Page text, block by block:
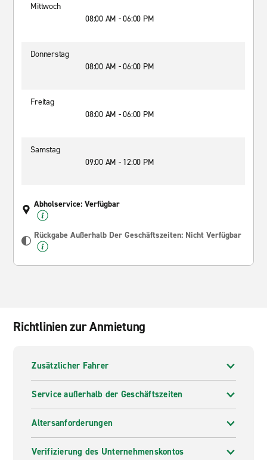
Mittwoch
08:00 AM - 06:00 PM
Donnerstag
08:00 AM - 06:00 PM
Freitag
08:00 AM - 06:00 PM
Samstag
09:00 AM - 12:00 PM
Abholservice: Verfügbar
Rückgabe Außerhalb Der Geschäftszeiten: Nicht Verfügbar
Richtlinien zur Anmietung
Zusätzlicher Fahrer
Service außerhalb der Geschäftszeiten
Altersanforderungen
Verifizierung des Unternehmenskontos